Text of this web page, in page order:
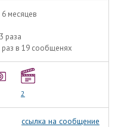
6 месяцев
3 раза
раз в 19 сообщенях
2
ссылка на сообщение